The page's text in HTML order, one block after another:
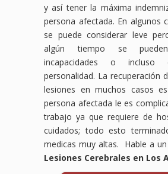
y así tener la máxima
persona afectada. En algunos
se puede considerar leve
algún tiempo se
incapacidades o incluso
personalidad. La recuperación
lesiones en muchos casos
persona afectada le es
trabajo ya que requiere de
cuidados; todo esto
medicas muy altas. Hable a un
Lesiones Cerebrales en Los